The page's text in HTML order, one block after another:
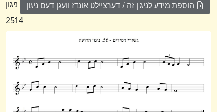
הוספת מידע לניגון זה / דערציילט אונדז וועגן דעם ניגון ניגון
2514